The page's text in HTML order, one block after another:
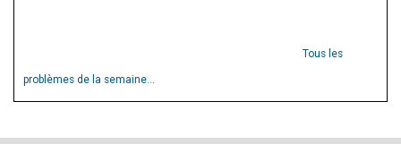
Tous les
problèmes de la semaine...